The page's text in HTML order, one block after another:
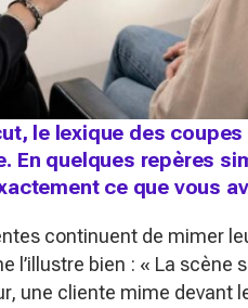
le lexique des
En quelques repères
ce que vous
continuent de mimer
l’illustre bien : « La scène
une cliente mime devant